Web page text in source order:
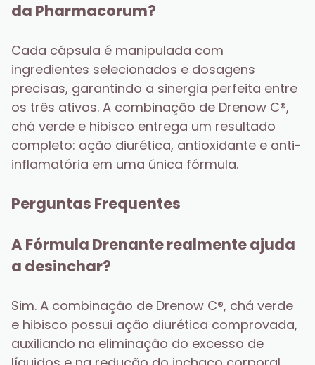
da Pharmacorum?
Cada cápsula é manipulada com
ingredientes selecionados e dosagens
precisas, garantindo a sinergia perfeita entre
os três ativos. A combinação de Drenow C®,
chá verde e hibisco entrega um resultado
completo: ação diurética, antioxidante e anti-
inflamatória em uma única fórmula.
Perguntas Frequentes
A Fórmula Drenante realmente ajuda
a desinchar?
Sim. A combinação de Drenow C®, chá verde
e hibisco possui ação diurética comprovada,
auxiliando na eliminação do excesso de